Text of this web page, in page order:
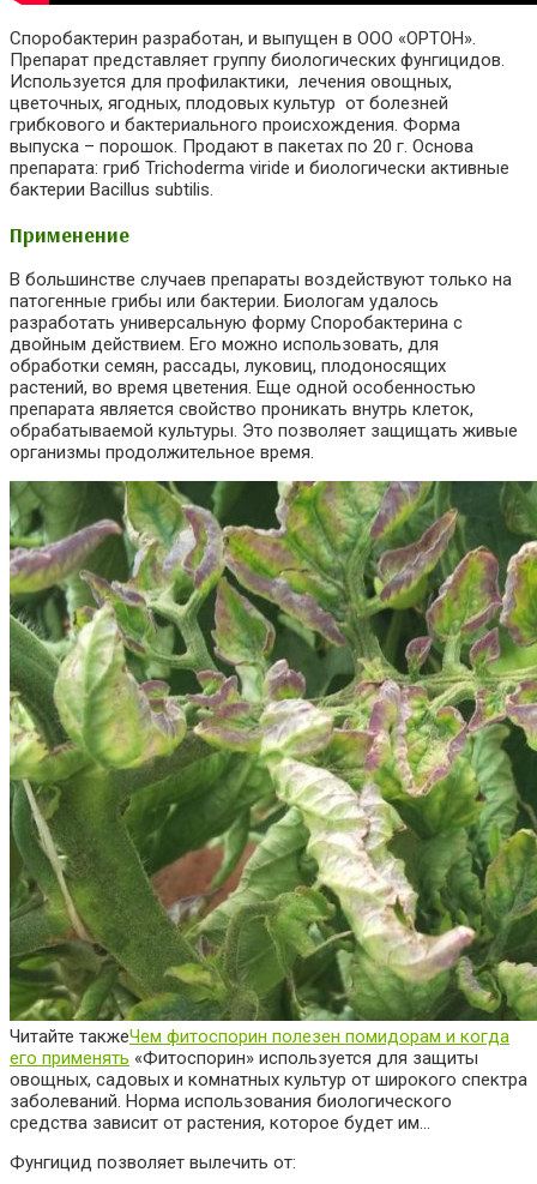
Споробактерин разработан, и выпущен в ООО «ОРТОН».
Препарат представляет группу биологических фунгицидов.
Используется для профилактики, лечения овощных,
цветочных, ягодных, плодовых культур от болезней
грибкового и бактериального происхождения. Форма
выпуска – порошок. Продают в пакетах по 20 г. Основа
препарата: гриб Trichoderma viride и биологически активные
бактерии Bacillus subtilis.
Применение
В большинстве случаев препараты воздействуют только на
патогенные грибы или бактерии. Биологам удалось
разработать универсальную форму Споробактерина с
двойным действием. Его можно использовать, для
обработки семян, рассады, луковиц, плодоносящих
растений, во время цветения. Еще одной особенностью
препарата является свойство проникать внутрь клеток,
обрабатываемой культуры. Это позволяет защищать живые
организмы продолжительное время.
Читайте такжеЧем фитоспорин полезен помидорам и когда
его применять «Фитоспорин» используется для защиты
овощных, садовых и комнатных культур от широкого спектра
заболеваний. Норма использования биологического
средства зависит от растения, которое будет им…
Фунгицид позволяет вылечить от: